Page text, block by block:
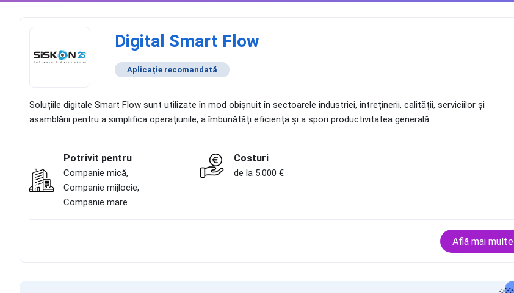
Digital Smart Flow
Aplicație recomandată
Soluțiile digitale Smart Flow sunt utilizate în mod obișnuit în sectoarele industriei, întreținerii, calității, serviciilor și
asamblării pentru a simplifica operațiunile, a îmbunătăți eficiența și a spori productivitatea generală.
Potrivit pentru
Companie mică,
Companie mijlocie,
Companie mare
Costuri
de la 5.000 €
Află mai multe
S.R.L.